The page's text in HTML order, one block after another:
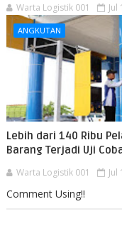
Warta Logistik 001 Jul
ANGKUTAN
Lebih dari 140 Ribu
Barang Terjadi Uji
Warta Logistik 001 Jul
Comment Using!!